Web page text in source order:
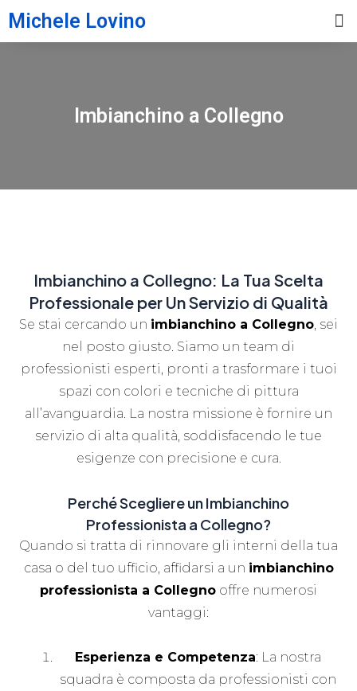
Michele Lovino
Imbianchino a Collegno
Imbianchino a Collegno: La Tua Scelta
Professionale per Un Servizio di Qualità
Se stai cercando un imbianchino a Collegno, sei
nel posto giusto. Siamo un team di
professionisti esperti, pronti a trasformare i tuoi
spazi con colori e tecniche di pittura
all’avanguardia. La nostra missione è fornire un
servizio di alta qualità, soddisfacendo le tue
esigenze con precisione e cura.
Perché Scegliere un Imbianchino
Professionista a Collegno?
Quando si tratta di rinnovare gli interni della tua
casa o del tuo ufficio, affidarsi a un imbianchino
professionista a Collegno offre numerosi
vantaggi:
Esperienza e Competenza: La nostra
squadra è composta da professionisti con